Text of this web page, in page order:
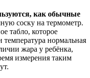
как обычные
соску на термометр.
табло, которое
температура нормальная
жара у ребёнка,
измерения таким